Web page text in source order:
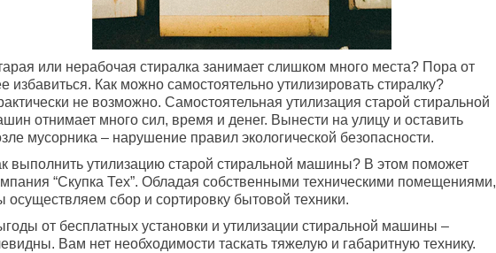
или нерабочая стиралка занимает слишком много места? Пора от
избавиться. Как можно самостоятельно утилизировать стиралку?
не возможно. Самостоятельная утилизация старой стиральной
отнимает много сил, время и денег. Вынести на улицу и оставить
мусорника – нарушение правил экологической безопасности.
выполнить утилизацию старой стиральной машины? В этом поможет
“Скупка Тех”. Обладая собственными техническими помещениями,
осуществляем сбор и сортировку бытовой техники.
от бесплатных установки и утилизации стиральной машины –
Вам нет необходимости таскать тяжелую и габаритную технику.